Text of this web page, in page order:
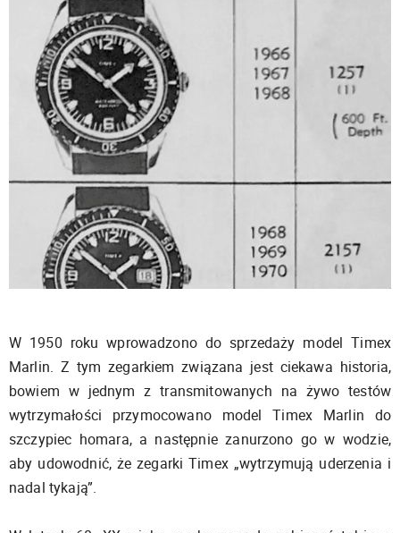
W 1950 roku wprowadzono do sprzedaży model Timex
Marlin. Z tym zegarkiem związana jest ciekawa historia,
bowiem w jednym z transmitowanych na żywo testów
wytrzymałości przymocowano model Timex Marlin do
szczypiec homara, a następnie zanurzono go w wodzie,
aby udowodnić, że zegarki Timex „wytrzymują uderzenia i
nadal tykają”.